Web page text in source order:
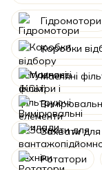
Гідромотори
Коробки
Масляні
Захвати для
Ротатори